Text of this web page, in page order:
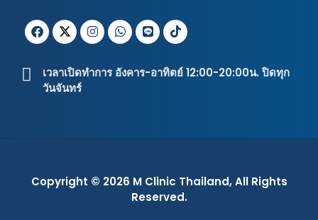
เวลาเปิดทำการ อังคาร-อาทิตย์ 12:00-20:00น. ปิดทุก
วันจันทร์
Copyright © 2026 M Clinic Thailand, All Rights
Reserved.